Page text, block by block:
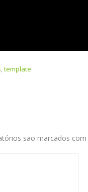
,template
são marcados com